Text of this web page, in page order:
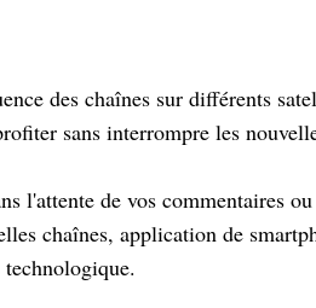
des chaînes sur différents
sans interrompre les
l'attente de vos commentaires
chaînes, application de